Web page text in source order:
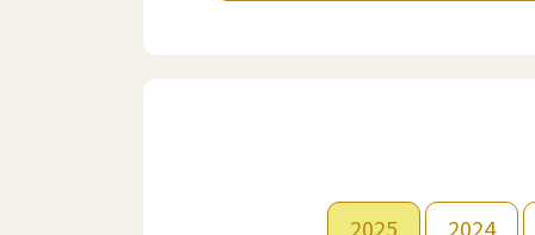
2025 2024